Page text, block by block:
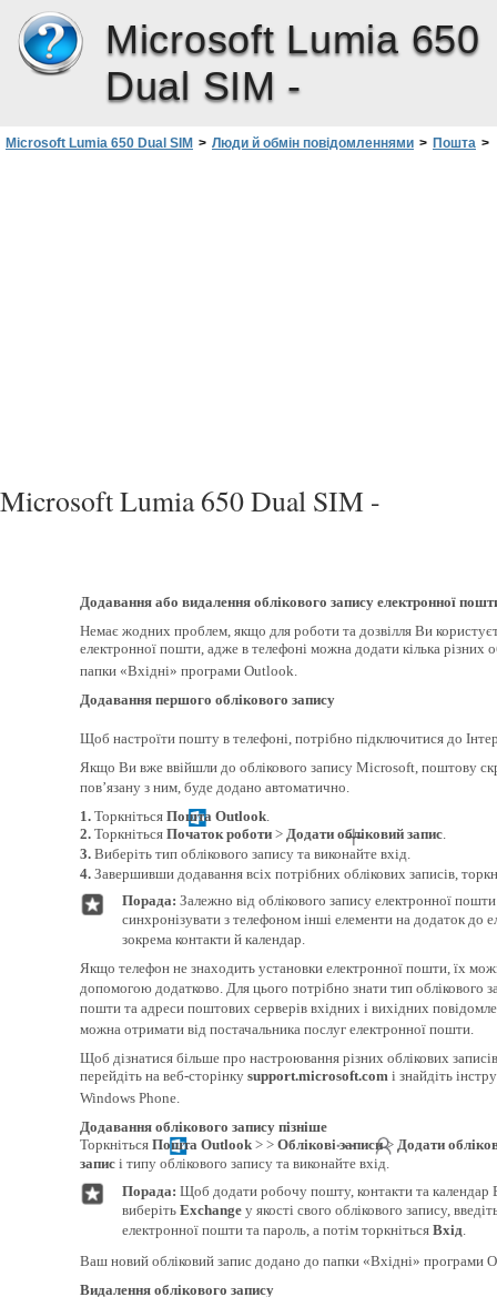
Microsoft Lumia 650
Dual SIM -
Microsoft Lumia 650 Dual SIM > Люди й обмін повідомленнями > Пошта >
Microsoft Lumia 650 Dual SIM -
Додавання або видалення облікового запису електронної
Немає жодних проблем, якщо для роботи та дозвілля Ви
електронної пошти, адже в телефоні можна додати кілька різних
папки «Вхідні» програми Outlook.
Додавання першого облікового запису
Щоб настроїти пошту в телефоні, потрібно підключитися до
Якщо Ви вже ввійшли до облікового запису Microsoft, поштову
пов’язану з ним, буде додано автоматично.
1. Торкніться Пошта Outlook.
2. Торкніться Початок роботи > Додати обліковий запис.
3. Виберіть тип облікового запису та виконайте вхід.
4. Завершивши додавання всіх потрібних облікових записів,
Порада: Залежно від облікового запису електронної
синхронізувати з телефоном інші елементи на додаток до
зокрема контакти й календар.
Якщо телефон не знаходить установки електронної пошти, їх
допомогою додатково. Для цього потрібно знати тип облікового
пошти та адреси поштових серверів вхідних і вихідних
можна отримати від постачальника послуг електронної пошти.
Щоб дізнатися більше про настроювання різних облікових
перейдіть на веб-сторінку support.microsoft.com і знайдіть
Windows Phone.
Додавання облікового запису пізніше
Торкніться Пошта Outlook > > Облікові записи> Додати
запис і типу облікового запису та виконайте вхід.
Порада: Щоб додати робочу пошту, контакти та календар
виберіть Exchange у якості свого облікового запису,
електронної пошти та пароль, а потім торкніться Вхід.
Ваш новий обліковий запис додано до папки «Вхідні» програми
Видалення облікового запису